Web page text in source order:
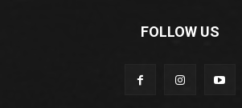
FOLLOW US